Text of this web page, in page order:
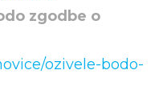
zgodbe o
ozivele-bodo-